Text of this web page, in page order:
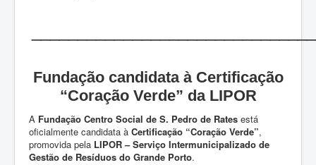
Fundação candidata à Certificação
“Coração Verde” da LIPOR
A Fundação Centro Social de S. Pedro de Rates está
oficialmente candidata à Certificação “Coração Verde”,
promovida pela LIPOR – Serviço Intermunicipalizado de
Gestão de Resíduos do Grande Porto.